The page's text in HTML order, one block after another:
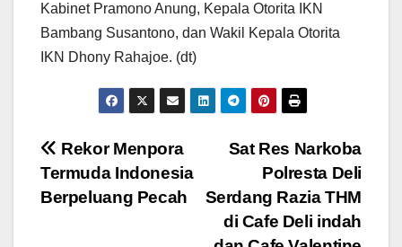
Kabinet Pramono Anung, Kepala Otorita IKN
Bambang Susantono, dan Wakil Kepala Otorita
IKN Dhony Rahajoe. (dt)
Navigasi
pos
Sat Res Narkoba
Polresta Deli
Serdang Razia THM
di Cafe Deli indah
Rekor Menpora
Termuda Indonesia
Berpeluang Pecah